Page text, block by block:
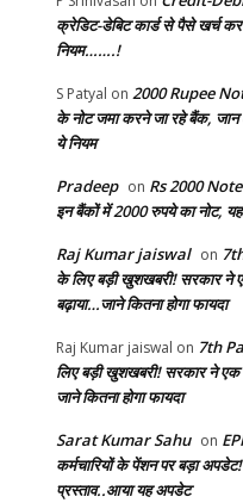
क्रेडिट-डेबिट कार्ड से पैसे खर्च
नियम…….!
S Patyal on 2000 Rupee
के नोट जमा करने जा रहे बैंक,
ये नियम
Pradeep on Rs 2000
इन बैंकों में 2000 रुपये का नोट,
Raj Kumar jaiswal on
के लिए बड़ी खुशखबरी! सरकार ने
बढ़ाया…जाने कितना होगा फायदा
Raj Kumar jaiswal on 7th
लिए बड़ी खुशखबरी! सरकार ने एक
जाने कितना होगा फायदा
Sarat Kumar Sahu on
कर्मचारियों के पेंशन पर बड़ा
प्रस्ताव..आया यह अपडेट